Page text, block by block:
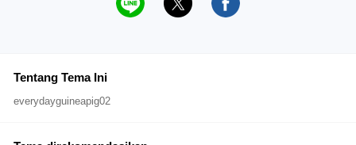
Tentang Tema Ini
everydayguineapig02